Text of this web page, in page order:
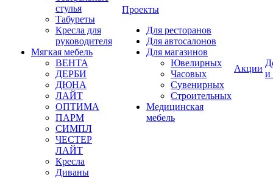
стулья
Табуреты
Кресла для
руководителя
Мягкая мебель
ВЕНТА
ДЕРБИ
ДЮНА
ЛАЙТ
ОПТИМА
ПАРМ
СИМПЛ
ЧЕСТЕР
ЛАЙТ
Кресла
Диваны
Проекты
Для ресторанов
Для автосалонов
Для магазинов
Ювелирных
Часовых
Сувенирных
Строительных
Медицинская
мебель
Акции
и